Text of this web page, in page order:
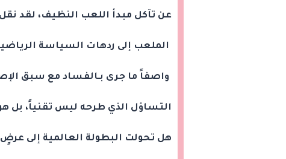
عن تآكل مبدأ اللعب النظيف، لقد
الملعب إلى ردهات السياسة
واصفاً ما جرى بـالفساد مع سبق
التساؤل الذي طرحه ليس تقنياً، بل
هل تحولت البطولة العالمية إلى